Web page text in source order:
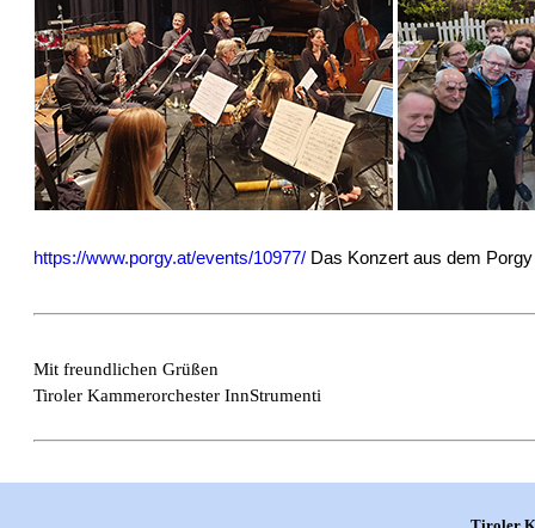
https://www.porgy.at/events/10977/ Das Konzert aus dem
Mit freundlichen Grüßen
Tiroler Kammerorchester InnStrumenti